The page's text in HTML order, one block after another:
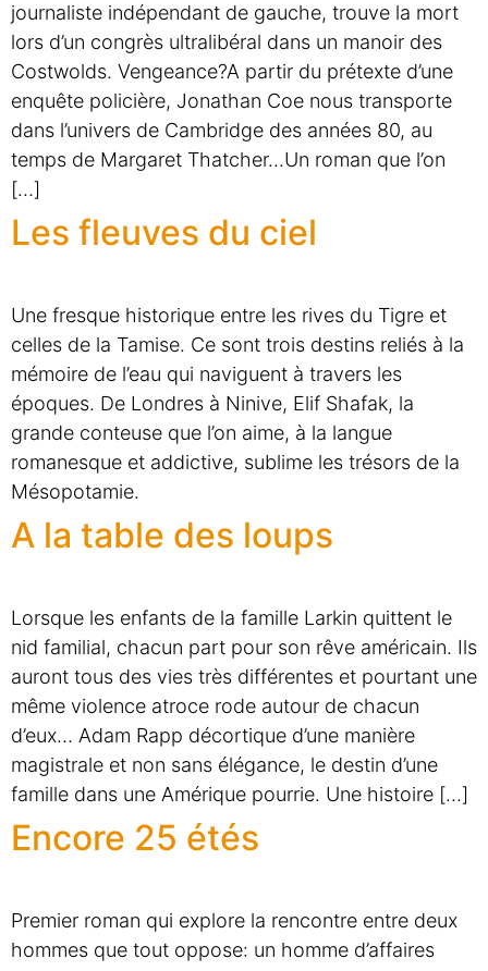
journaliste indépendant de gauche, trouve la mort
lors d’un congrès ultralibéral dans un manoir des
Costwolds. Vengeance?A partir du prétexte d’une
enquête policière, Jonathan Coe nous transporte
dans l’univers de Cambridge des années 80, au
temps de Margaret Thatcher…Un roman que l’on
[…]
Les fleuves du ciel
Une fresque historique entre les rives du Tigre et
celles de la Tamise. Ce sont trois destins reliés à la
mémoire de l’eau qui naviguent à travers les
époques. De Londres à Ninive, Elif Shafak, la
grande conteuse que l’on aime, à la langue
romanesque et addictive, sublime les trésors de la
Mésopotamie.
A la table des loups
Lorsque les enfants de la famille Larkin quittent le
nid familial, chacun part pour son rêve américain. Ils
auront tous des vies très différentes et pourtant une
même violence atroce rode autour de chacun
d’eux… Adam Rapp décortique d’une manière
magistrale et non sans élégance, le destin d’une
famille dans une Amérique pourrie. Une histoire […]
Encore 25 étés
Premier roman qui explore la rencontre entre deux
hommes que tout oppose: un homme d’affaires